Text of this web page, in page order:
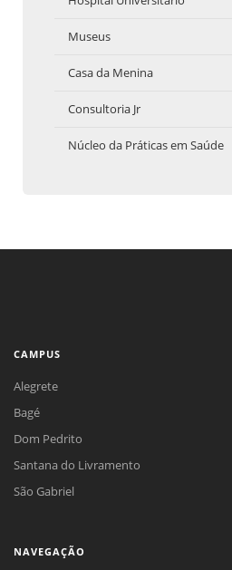
Museus
Casa da Menina
Consultoria Jr
Núcleo da Práticas em Saúde
CAMPUS
Alegrete
Bagé
Dom Pedrito
Santana do Livramento
São Gabriel
NAVEGAÇÃO